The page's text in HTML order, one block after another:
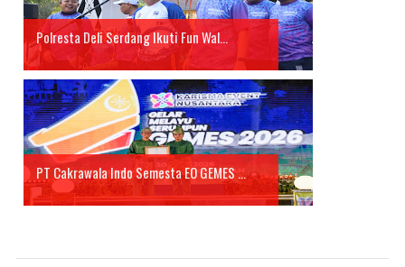
Polresta Deli Serdang Ikuti Fun Wal...
PT Cakrawala Indo Semesta EO GEMES ...